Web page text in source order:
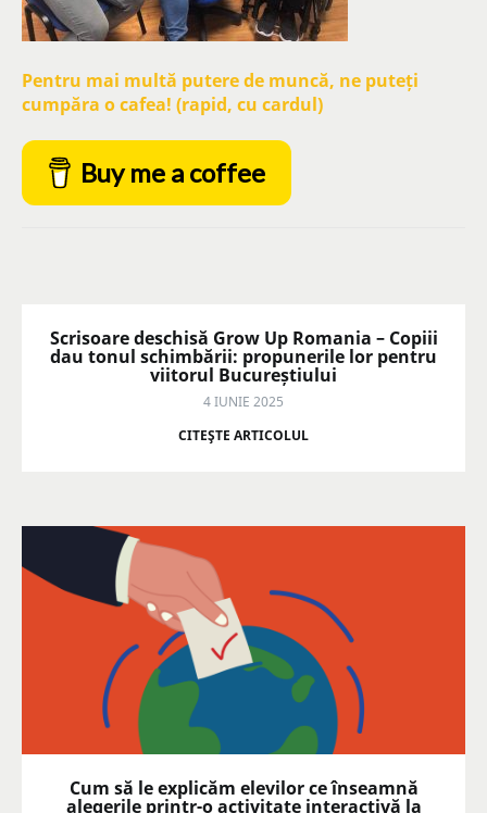
Pentru mai multă putere de muncă, ne puteți
cumpăra o cafea! (rapid, cu cardul)
Buy me a coffee
Scrisoare deschisă Grow Up Romania – Copiii
dau tonul schimbării: propunerile lor pentru
viitorul Bucureștiului
4 IUNIE 2025
CITEŞTE ARTICOLUL
Cum să le explicăm elevilor ce înseamnă
alegerile printr-o activitate interactivă la